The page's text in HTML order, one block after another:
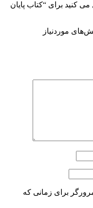
کنید برای “کتاب پایان
موردنیاز
برای زمانی که